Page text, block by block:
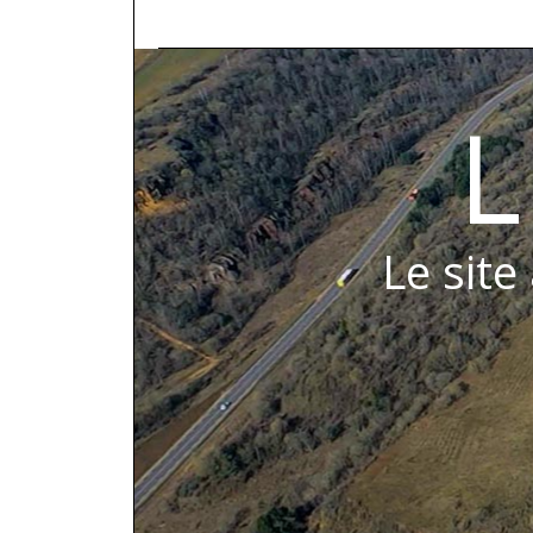
Le